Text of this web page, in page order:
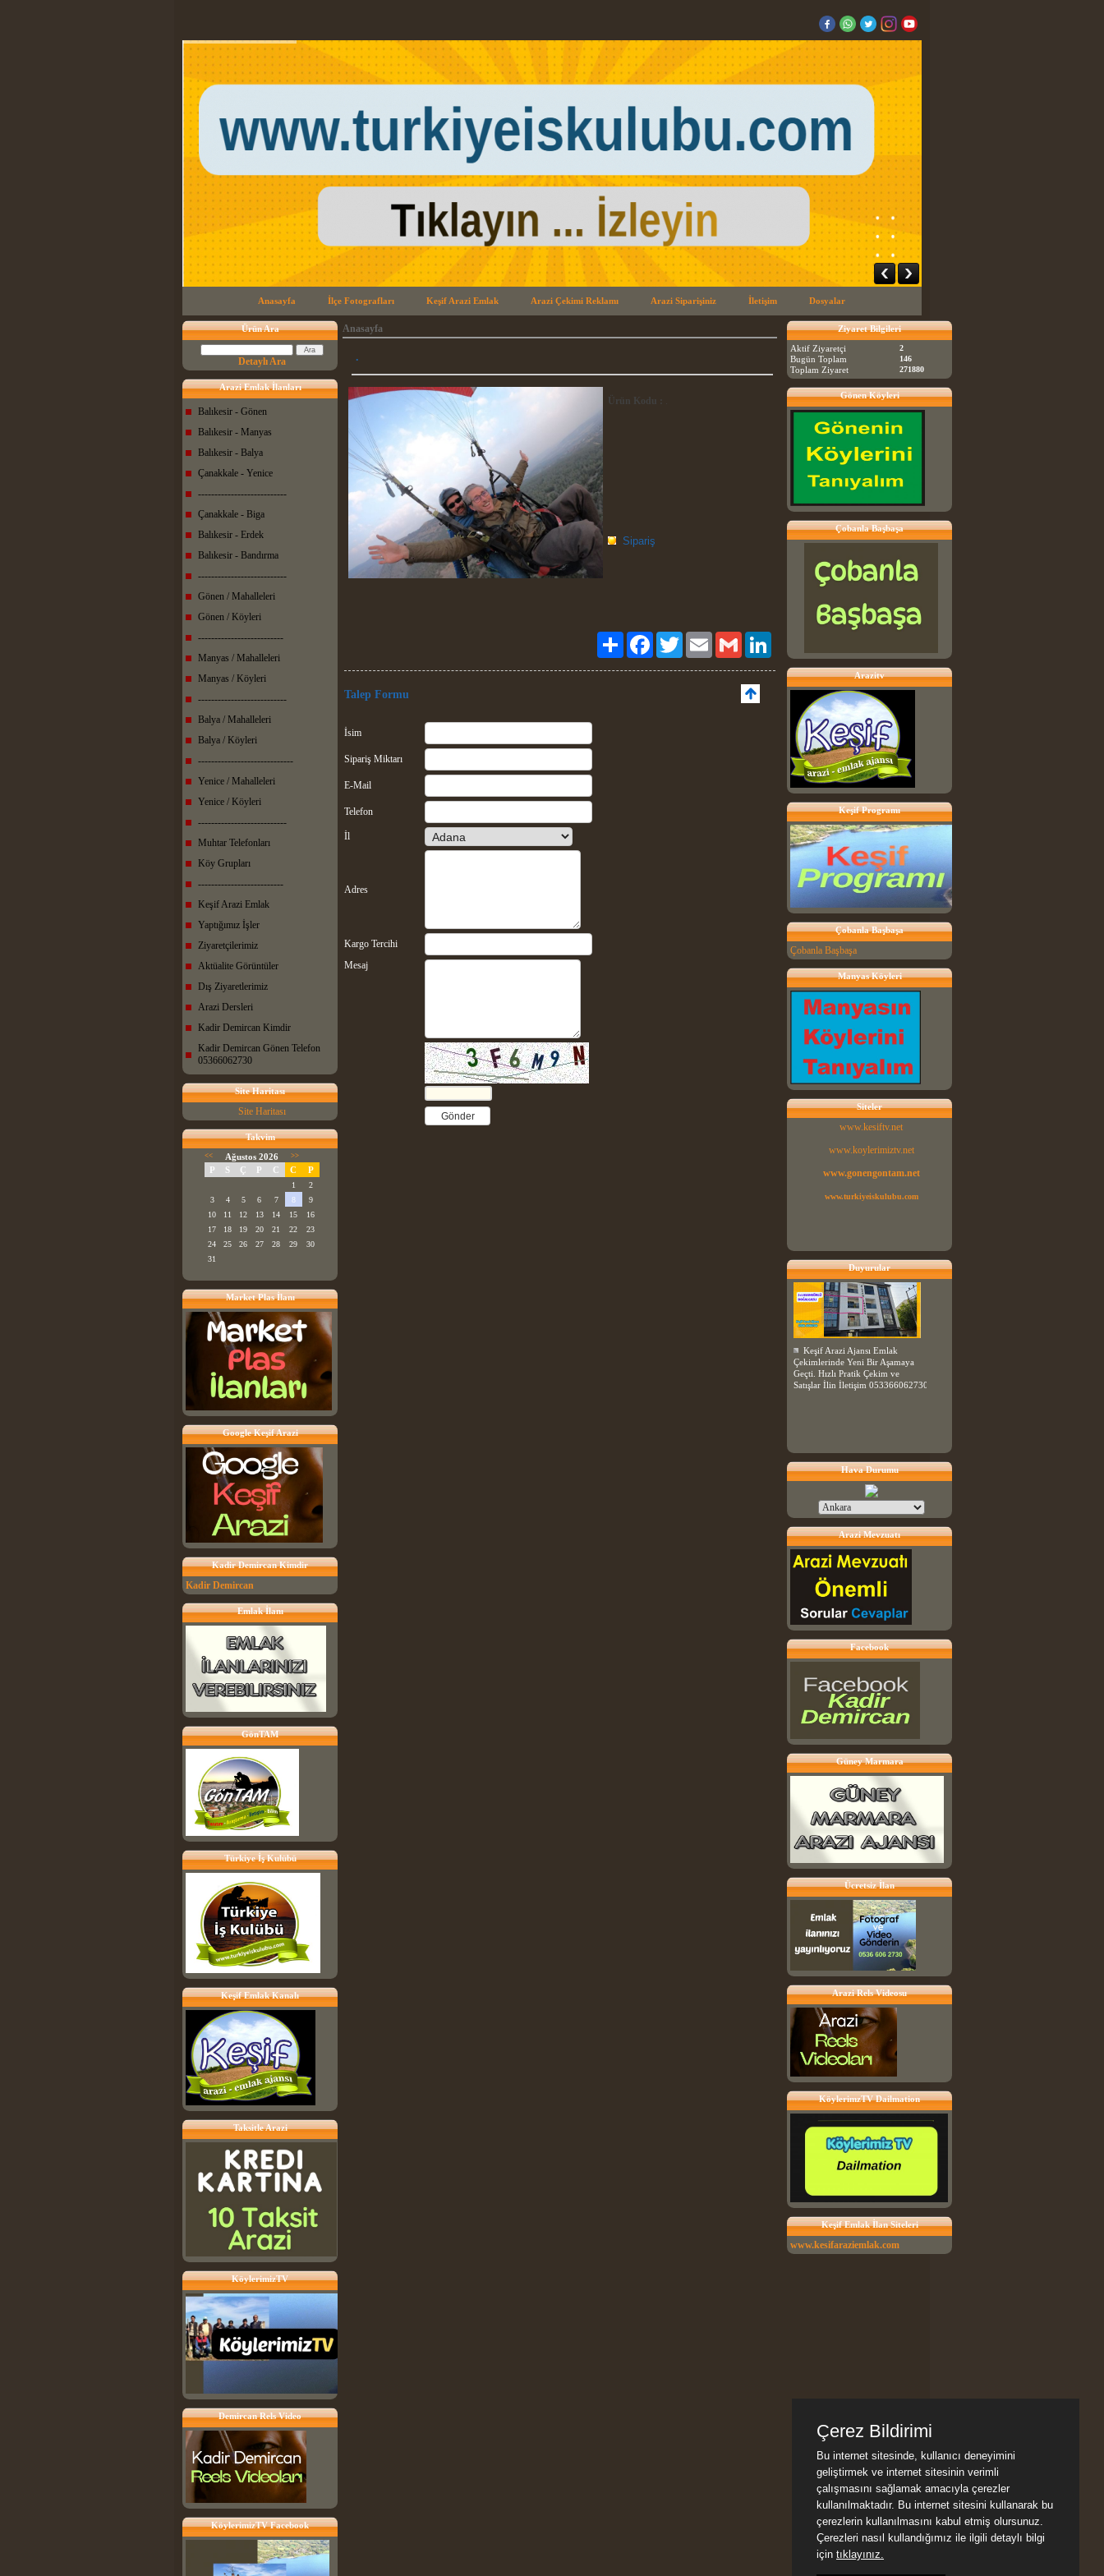
Anasayfa İlçe Fotografları Keşif Arazi Emlak Arazi Çekimi Reklamı Arazi Siparişiniz İletişim Dosyalar
Ürün Ara
Detaylı Ara
Arazi Emlak İlanları
Balıkesir - Gönen
Balıkesir - Manyas
Balıkesir - Balya
Çanakkale - Yenice
---------------------------
Çanakkale - Biga
Balıkesir - Erdek
Balıkesir - Bandırma
---------------------------
Gönen / Mahalleleri
Gönen / Köyleri
--------------------------
Manyas / Mahalleleri
Manyas / Köyleri
---------------------------
Balya / Mahalleleri
Balya / Köyleri
-----------------------------
Yenice / Mahalleleri
Yenice / Köyleri
---------------------------
Muhtar Telefonları
Köy Grupları
--------------------------
Keşif Arazi Emlak
Yaptığımız İşler
Ziyaretçilerimiz
Aktüalite Görüntüler
Dış Ziyaretlerimiz
Arazi Dersleri
Kadir Demircan Kimdir
Kadir Demircan Gönen Telefon
05366062730
Site Haritası
Site Haritası
Takvim
<< Ağustos 2026 >>
P S Ç P C C P
1
2
3
4 5 6 7 8
9
10
11 12 13 14 15
16
17
18 19 20 21 22
23
24
25 26 27 28 29
30
31
Market Plas İlanı
Google Keşif Arazi
Kadir Demircan Kimdir
Kadir Demircan
Emlak İlanı
GönTAM
Türkiye İş Kulübü
Keşif Emlak Kanalı
Taksitle Arazi
KöylerimizTV
Demircan Rels Video
KöylerimizTV Facebook
Anasayfa
.
Ürün Kodu :
Sipariş
Paylaş FacebookTwitter Email Gmail
Talep Formu
İsim
Sipariş Miktarı
E-Mail
Telefon
İl
Adres
Kargo Tercihi
Mesaj
Ziyaret Bilgileri
Aktif Ziyaretçi
2
Bugün Toplam 146
Toplam Ziyaret 271880
Gönen Köyleri
Çobanla Başbaşa
Arazitv
Keşif Programı
Çobanla Başbaşa
Çobanla Başbaşa
Manyas Köyleri
Siteler
www.kesiftv.net
www.koylerimiztv.net
www.gonengontam.net
www.turkiyeiskulubu.com
Duyurular
Keşif Arazi Ajansı Emlak
Çekimlerinde Yeni Bir Aşamaya
Geçti. Hızlı Pratik Çekim ve
Satışlar İlin İletişim 053366062730
Hava Durumu
Arazi Mevzuatı
Facebook
Güney Marmara
Ücretsiz İlan
Arazi Rels Videosu
KöylerimzTV Dailmation
Keşif Emlak İlan Siteleri
www.kesifaraziemlak.com
Çerez Bildirimi
Bu internet sitesinde, kullanıcı deneyimini
geliştirmek ve internet sitesinin verimli
çalışmasını sağlamak amacıyla çerezler
kullanılmaktadır. Bu internet sitesini kullanarak bu
çerezlerin kullanılmasını kabul etmiş olursunuz.
Çerezleri nasıl kullandığımız ile ilgili detaylı bilgi
için tıklayınız.